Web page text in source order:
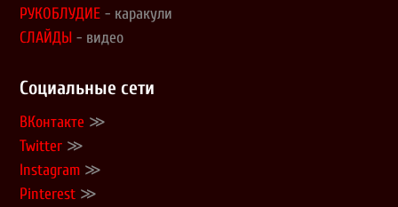
РУКОБЛУДИЕ - каракули
СЛАЙДЫ - видео
Социальные сети
ВКонтакте ≫
Twitter ≫
Instagram ≫
Pinterest ≫